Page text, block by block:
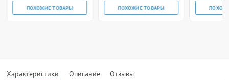
technoline
ПОХОЖИЕ ТОВАРЫ ПОХОЖИЕ ТОВАРЫ
Характеристики Описание Отзывы